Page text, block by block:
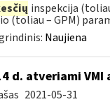
inspekcija
(toliau – GPM)
Naujiena
d. atveriami
2021-05-31